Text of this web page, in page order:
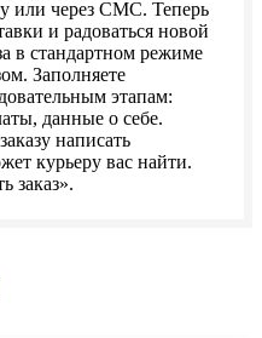
или через СМС. Теперь
и радоваться новой
в стандартном режиме
Заполняете
этапам:
данные о себе.
написать
курьеру вас найти.
заказ».